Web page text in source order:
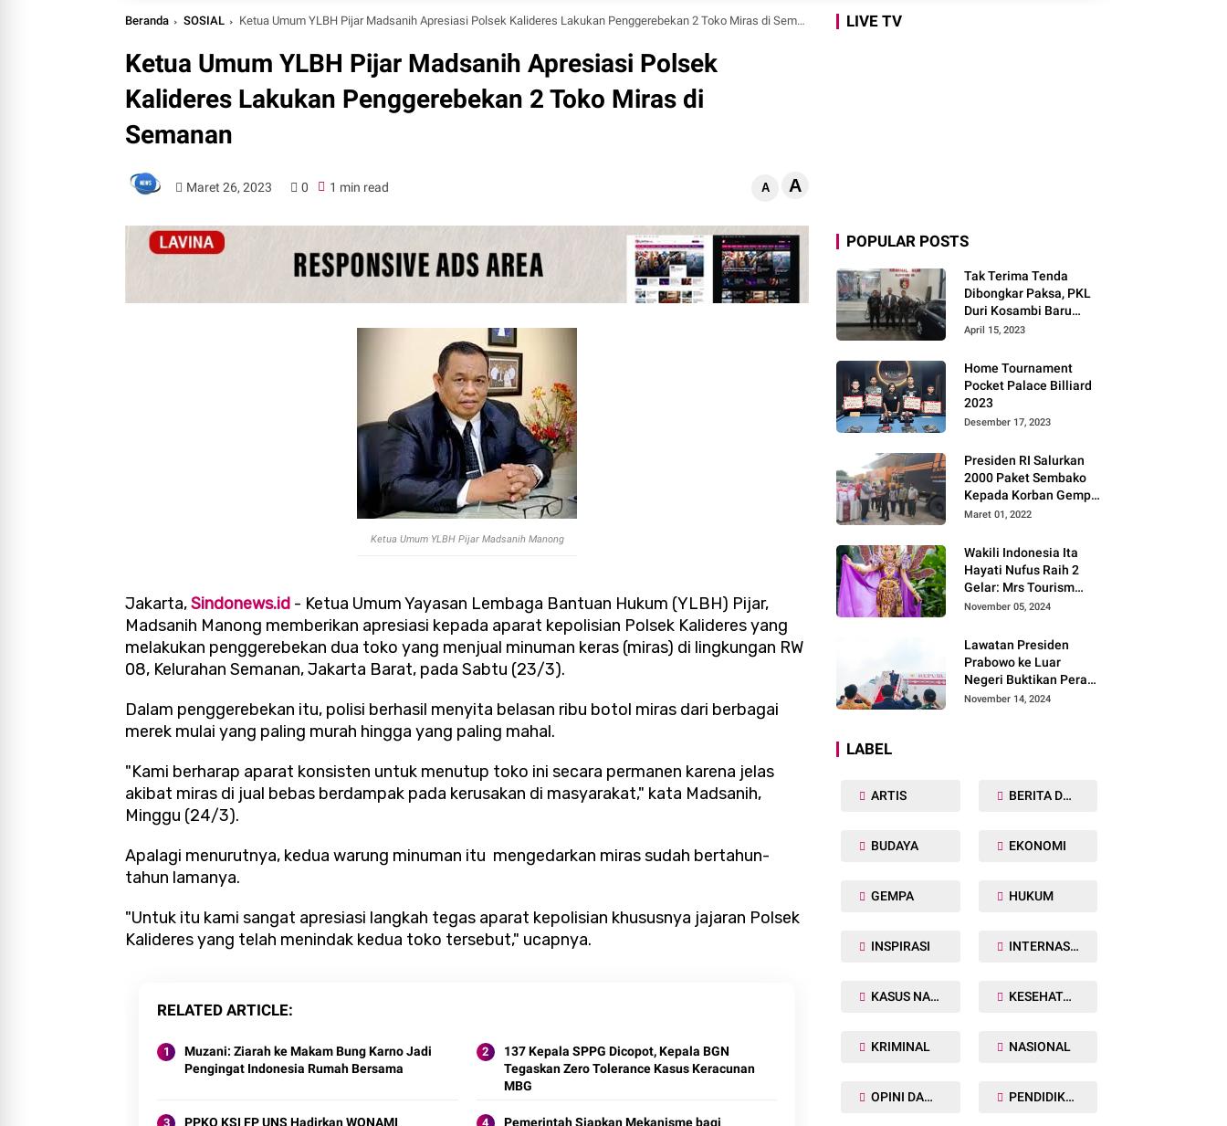
Beranda SOSIAL Ketua Umum YLBH Pijar Madsanih Apresiasi Polsek Kalideres Lakukan Penggerebekan 2 Toko Miras di Semanan
Ketua Umum YLBH Pijar Madsanih Apresiasi Polsek
Kalideres Lakukan Penggerebekan 2 Toko Miras di
Semanan
Maret 26, 2023 0 1 min read A A
Ketua Umum YLBH Pijar Madsanih Manong
Jakarta,Sindonews.id - Ketua Umum Yayasan Lembaga Bantuan Hukum (YLBH) Pijar,
Madsanih Manong memberikan apresiasi kepada aparat kepolisian Polsek Kalideres yang
melakukan penggerebekan dua toko yang menjual minuman keras (miras) di lingkungan RW
08, Kelurahan Semanan, Jakarta Barat, pada Sabtu (23/3).
Dalam penggerebekan itu, polisi berhasil menyita belasan ribu botol miras dari berbagai
merek mulai yang paling murah hingga yang paling mahal.
"Kami berharap aparat konsisten untuk menutup toko ini secara permanen karena jelas
akibat miras di jual bebas berdampak pada kerusakan di masyarakat," kata Madsanih,
Minggu (24/3).
Apalagi menurutnya, kedua warung minuman itu mengedarkan miras sudah bertahun-
tahun lamanya.
"Untuk itu kami sangat apresiasi langkah tegas aparat kepolisian khususnya jajaran Polsek
Kalideres yang telah menindak kedua toko tersebut," ucapnya.
RELATED ARTICLE
Muzani: Ziarah ke Makam Bung Karno Jadi
Pengingat Indonesia Rumah Bersama
137 Kepala SPPG Dicopot, Kepala BGN
Tegaskan Zero Tolerance Kasus Keracunan
MBG
PPKO KSI FP UNS Hadirkan WONAMI
Pemerintah Siapkan Mekanisme bagi
LIVE TV
POPULAR POSTS
Tak Terima Tenda
Dibongkar Paksa, PKL
Duri Kosambi Baru
Gugat PT MD
April 15, 2023
Home Tournament
Pocket Palace Billiard
2023
Desember 17, 2023
Presiden RI Salurkan
2000 Paket Sembako
Kepada Korban Gempa
di Pasaman Barat
Maret 01, 2022
Wakili Indonesia Ita
Hayati Nufus Raih 2
Gelar: Mrs Tourism
2024 dan Fourth
Worldwide
International 2024, di
Pemilihan Mrs
Worldwide 2024
November 05, 2024
Lawatan Presiden
Prabowo ke Luar
Negeri Buktikan Peran
Strategis Indonesia di
November 14, 2024
LABEL
ARTIS BERITA DAERAH
BUDAYA EKONOMI
GEMPA HUKUM
INSPIRASI INTERNASIONAL
KASUS NARKOBA KESEHATAN TUBUH
KRIMINAL NASIONAL
OPINI DAN ARTIKEL PENDIDIKAN